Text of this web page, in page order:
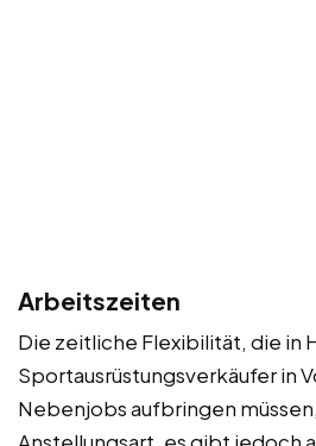
Arbeitszeiten
Die zeitliche Flexibilität, die in
Sportausrüstungsverkäufer in
Nebenjobs aufbringen